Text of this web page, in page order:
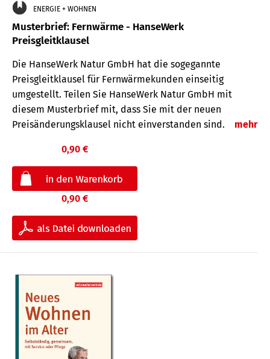
ENERGIE + WOHNEN
Musterbrief: Fernwärme - HanseWerk
Preisgleitklausel
Die HanseWerk Natur GmbH hat die sogegannte
Preisgleitklausel für Fernwärmekunden einseitig
umgestellt. Teilen Sie HanseWerk Natur GmbH mit
diesem Musterbrief mit, dass Sie mit der neuen
Preisänderungsklausel nicht einverstanden sind.
mehr
0,90 €
0,90 €